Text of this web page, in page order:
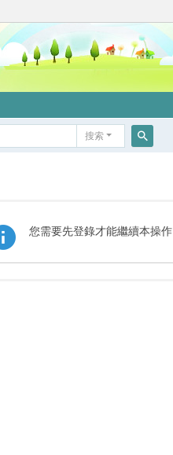
搜索
您需要先登錄才能繼續本操作